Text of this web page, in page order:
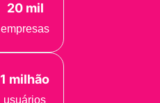
20 mil
empresas
1 milhão
usuários